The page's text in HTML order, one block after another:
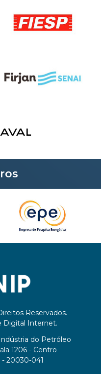
Reservados.
Digital Internet.
do Petróleo
1206 - Centro
- 20030-041